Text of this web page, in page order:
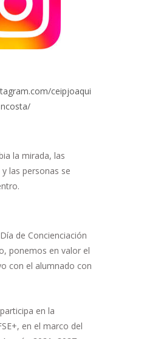
ceipjoaqui
ncosta/
la mirada, las
las personas se
de Concienciación
ponemos en valor el
con el alumnado con
en la
en el marco del